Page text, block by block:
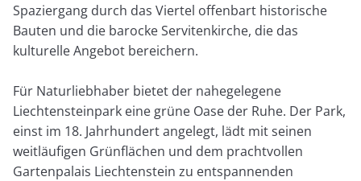
Spaziergang durch das Viertel offenbart historische
Bauten und die barocke Servitenkirche, die das
kulturelle Angebot bereichern. ​
Für Naturliebhaber bietet der nahegelegene
Liechtensteinpark eine grüne Oase der Ruhe. Der Park,
einst im 18. Jahrhundert angelegt, lädt mit seinen
weitläufigen Grünflächen und dem prachtvollen
Gartenpalais Liechtenstein zu entspannenden